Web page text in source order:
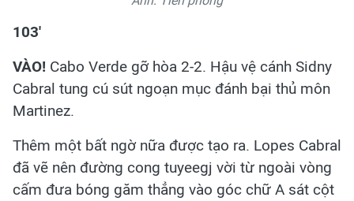
103'
VÀO! Cabo Verde gỡ hòa 2-2. Hậu vệ cánh Sidny
Cabral tung cú sút ngoạn mục đánh bại thủ môn
Martinez.
Thêm một bất ngờ nữa được tạo ra. Lopes Cabral
đã vẽ nên đường cong tuyeegj vời từ ngoài vòng
cấm đưa bóng găm thẳng vào góc chữ A sát cột